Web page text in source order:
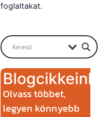
foglaltakat.
Blogcikkeink
Olvass többet,
legyen könnyebb